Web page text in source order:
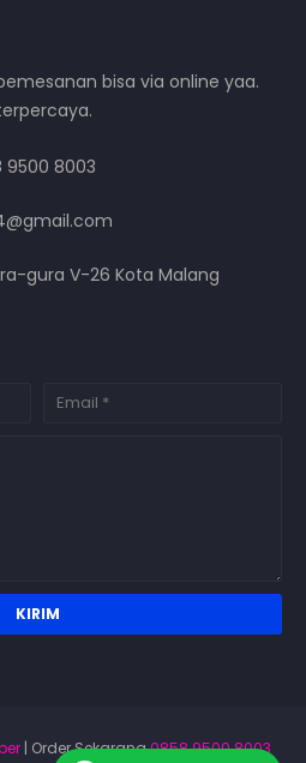
bisa via online yaa.
9500 8003
gura V-26 Kota Malang
| Order Sekarang0858.9500.8003